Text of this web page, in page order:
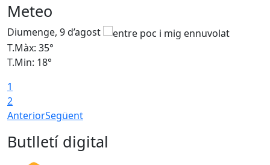
Meteo
Diumenge, 9 d’agost
T.Màx: 35°
T.Min: 18°
1
2
AnteriorSegüent
Butlletí digital